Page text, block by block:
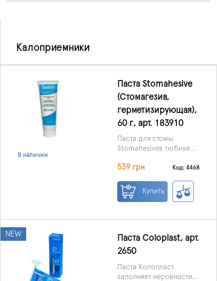
Калоприемники
В наличии
Паста Stomahesive
(Стомагезив,
герметизирующая),
60 г, арт. 183910
Паста для стомы
Stomahesiveв тюбике
заполнения складок и
кожи стомы таким
образом, чтобы клей
защиту от подтекания
кишечного
содержимого или мочи.
Паста прекрасно
впитывает влагу,
539 грн Код: 4468
Купить
NEW
Паста Coloplast, арт.
2650
Паста Колопласт
заполняет неровности